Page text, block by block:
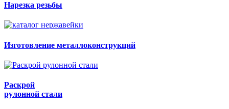
Нарезка резьбы
Изготовление металлоконструкций
Раскрой
рулонной стали